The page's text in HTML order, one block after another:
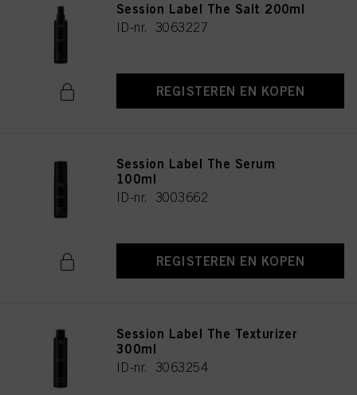
Session Label The Salt 200ml
ID-nr. 3063227
REGISTEREN EN KOPEN
Session Label The Serum
100ml
ID-nr. 3003662
REGISTEREN EN KOPEN
Session Label The Texturizer
300ml
ID-nr. 3063254